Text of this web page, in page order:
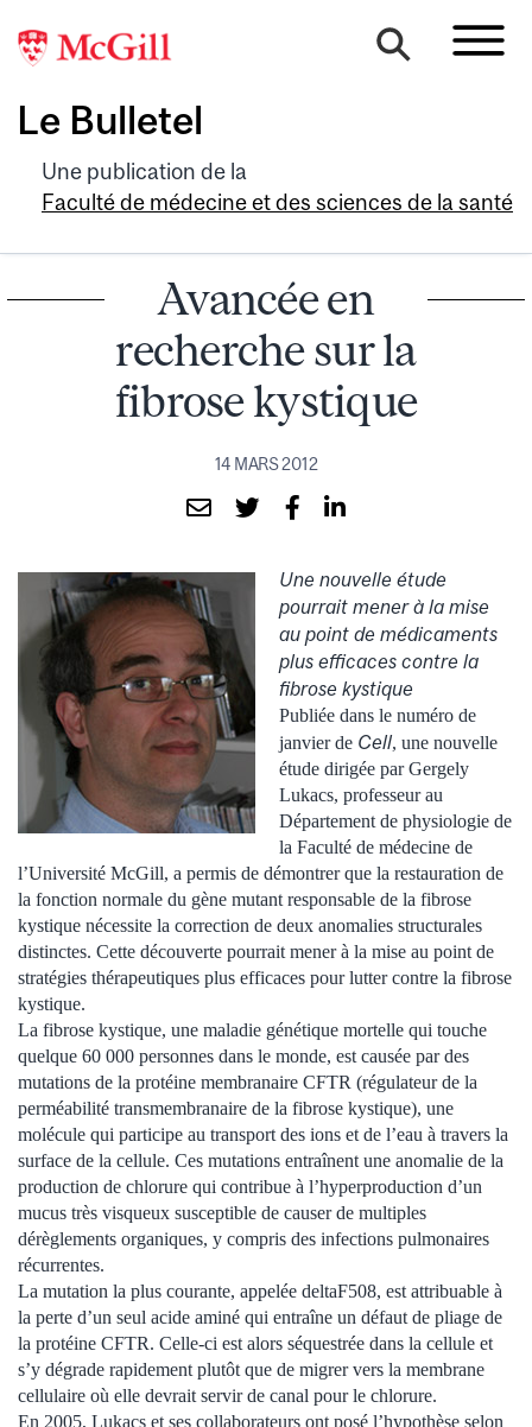
Le Bulletel
Une publication de la
Faculté de médecine et des sciences de la santé
Avancée en
recherche sur la
fibrose kystique
14 MARS 2012
Une nouvelle étude
pourrait mener à la mise
au point de médicaments
plus efficaces contre la
fibrose kystique
Publiée dans le numéro de
janvier de Cell, une nouvelle
étude dirigée par Gergely
Lukacs, professeur au
Département de physiologie de
la Faculté de médecine de
l’Université McGill, a permis de démontrer que la restauration de
la fonction normale du gène mutant responsable de la fibrose
kystique nécessite la correction de deux anomalies structurales
distinctes. Cette découverte pourrait mener à la mise au point de
stratégies thérapeutiques plus efficaces pour lutter contre la fibrose
kystique.
La fibrose kystique, une maladie génétique mortelle qui touche
quelque 60 000 personnes dans le monde, est causée par des
mutations de la protéine membranaire CFTR (régulateur de la
perméabilité transmembranaire de la fibrose kystique), une
molécule qui participe au transport des ions et de l’eau à travers la
surface de la cellule. Ces mutations entraînent une anomalie de la
production de chlorure qui contribue à l’hyperproduction d’un
mucus très visqueux susceptible de causer de multiples
dérèglements organiques, y compris des infections pulmonaires
récurrentes.
La mutation la plus courante, appelée deltaF508, est attribuable à
la perte d’un seul acide aminé qui entraîne un défaut de pliage de
la protéine CFTR. Celle-ci est alors séquestrée dans la cellule et
s’y dégrade rapidement plutôt que de migrer vers la membrane
cellulaire où elle devrait servir de canal pour le chlorure.
En 2005, Lukacs et ses collaborateurs ont posé l’hypothèse selon